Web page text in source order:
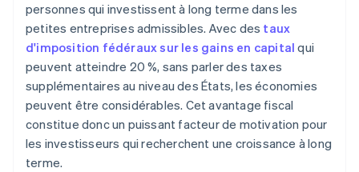
personnes qui investissent à long terme dans les
petites entreprises admissibles. Avec des taux
d'imposition fédéraux sur les gains en capital qui
peuvent atteindre 20 %, sans parler des taxes
supplémentaires au niveau des États, les économies
peuvent être considérables. Cet avantage fiscal
constitue donc un puissant facteur de motivation pour
les investisseurs qui recherchent une croissance à long
terme.